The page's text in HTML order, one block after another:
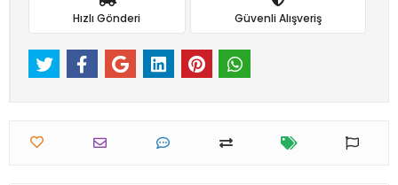
Hızlı Gönderi Güvenli Alışveriş